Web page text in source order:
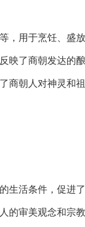
，用于烹饪、盛放
映了商朝发达的
商朝人对神灵和祖
生活条件，促进
的审美观念和宗